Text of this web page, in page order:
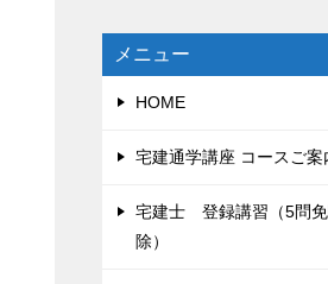
メニュー
HOME
宅建通学講座 コースご案
宅建士 登録講習（5問
除）